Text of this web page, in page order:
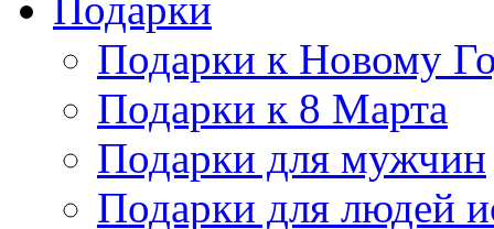
Подарки
Подарки к Новому
Подарки к 8 Марта
Подарки для мужчин
Подарки для людей